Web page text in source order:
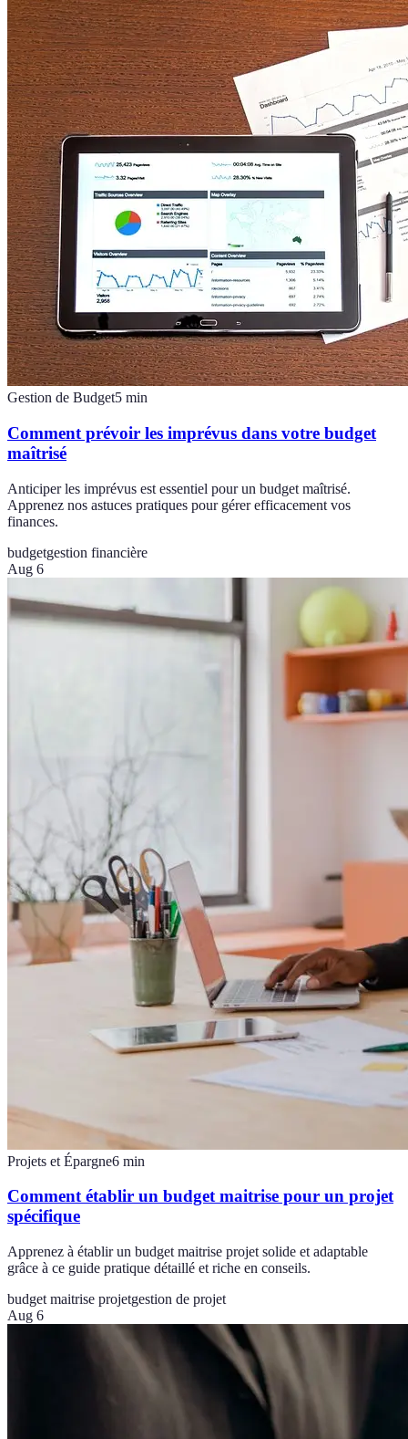
Gestion de Budget5 min
Comment prévoir les imprévus dans votre budget
maîtrisé
Anticiper les imprévus est essentiel pour un budget maîtrisé.
Apprenez nos astuces pratiques pour gérer efficacement vos
finances.
budgetgestion financière
Aug 6
Projets et Épargne6 min
Comment établir un budget maitrise pour un projet
spécifique
Apprenez à établir un budget maitrise projet solide et adaptable
grâce à ce guide pratique détaillé et riche en conseils.
budget maitrise projetgestion de projet
Aug 6